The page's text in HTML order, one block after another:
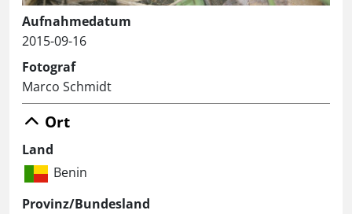
Aufnahmedatum
2015-09-16
Fotograf
Marco Schmidt
Ort
Land
Benin
Provinz/Bundesland